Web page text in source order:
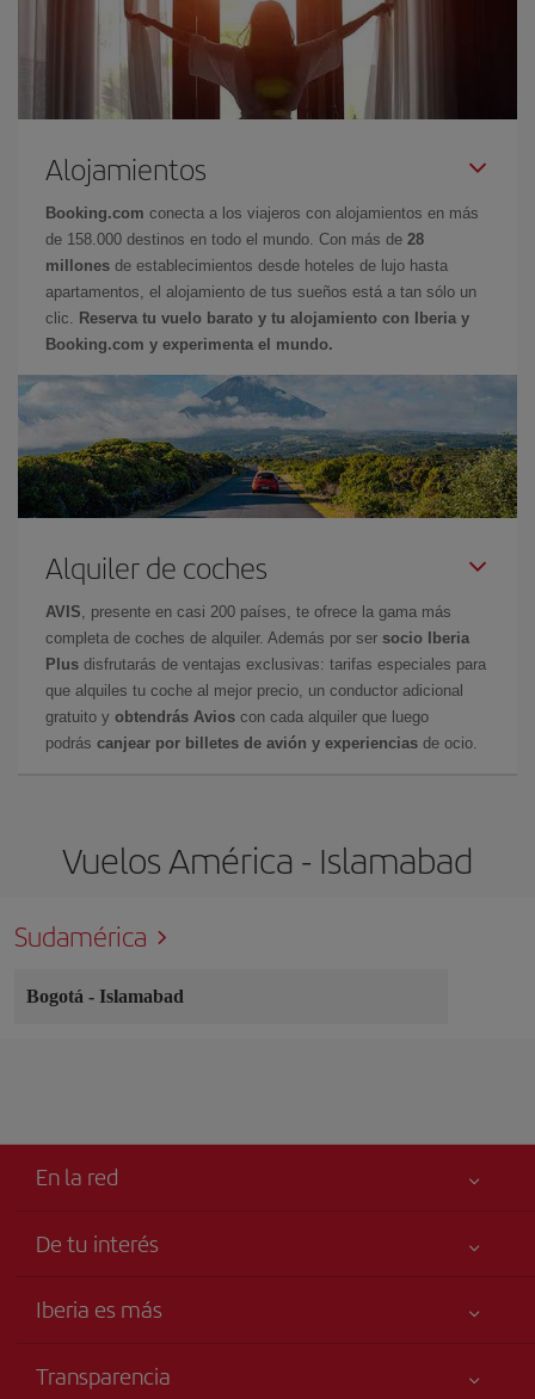
Alojamientos
Booking.com conecta a los viajeros con alojamientos en más
de 158.000 destinos en todo el mundo. Con más de 28
millones de establecimientos desde hoteles de lujo hasta
apartamentos, el alojamiento de tus sueños está a tan sólo un
clic.
Reserva tu vuelo barato y tu alojamiento con Iberia y
Booking.com y experimenta el mundo.
Alquiler de coches
AVIS , presente en casi 200 países, te ofrece la gama más
completa de coches de alquiler. Además por ser socio Iberia
Plus disfrutarás de ventajas exclusivas: tarifas especiales para
que alquiles tu coche al mejor precio, un conductor adicional
gratuito y obtendrás Avios con cada alquiler que luego
podrás canjear por billetes de avión y experiencias de ocio.
Vuelos América - Islamabad
Sudamérica
Bogotá - Islamabad
En la red
De tu interés
Accesibilidad
Iberia es más
Grupo Iberia
Transparencia